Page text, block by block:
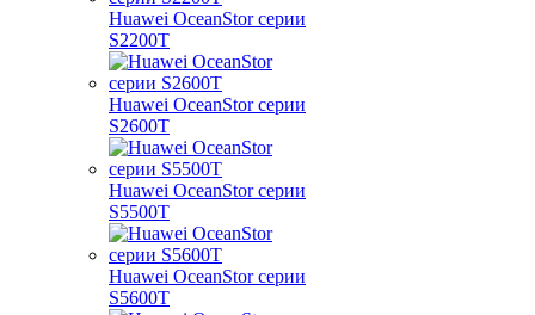
Huawei OceanStor серии
S2200T
Huawei OceanStor серии
S2600T
Huawei OceanStor серии
S5500T
Huawei OceanStor серии
S5600T